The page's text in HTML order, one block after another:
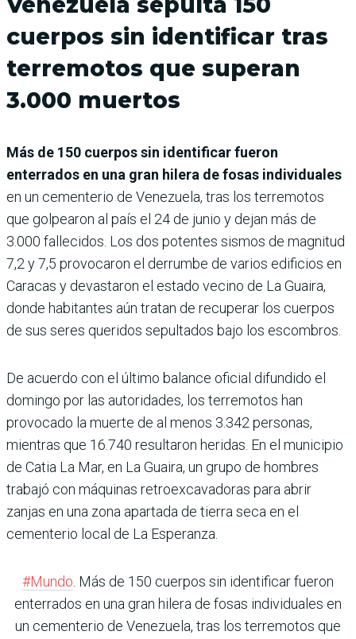
cuerpos sin identificar tras
terremotos que superan
3.000 muertos
Más de 150 cuerpos sin identificar fueron
enterrados en una gran hilera de fosas individuales
en un cementerio de Venezuela, tras los terremotos
que golpearon al país el 24 de junio y dejan más de
3.000 fallecidos. Los dos potentes sismos de magnitud
7,2 y 7,5 provocaron el derrumbe de varios edificios en
Caracas y devastaron el estado vecino de La Guaira,
donde habitantes aún tratan de recuperar los cuerpos
de sus seres queridos sepultados bajo los escombros.
De acuerdo con el último balance oficial difundido el
domingo por las autoridades, los terremotos han
provocado la muerte de al menos 3.342 personas,
mientras que 16.740 resultaron heridas. En el municipio
de Catia La Mar, en La Guaira, un grupo de hombres
trabajó con máquinas retroexcavadoras para abrir
zanjas en una zona apartada de tierra seca en el
cementerio local de La Esperanza.
#Mundo. Más de 150 cuerpos sin identificar fueron
enterrados en una gran hilera de fosas individuales en
un cementerio de Venezuela, tras los terremotos que